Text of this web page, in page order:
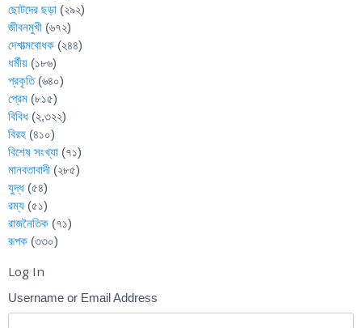
ছোটদের ছড়া (২৯২)
জীবনমুখী (৬৭২)
দেশাত্মবোধক (২৪৪)
ধর্মীয় (১৮৬)
প্রকৃতি(৬৪০)
প্রেম (৮১৫)
বিবিধ (২,৩২২)
বিরহ (৪১০)
বিশেষ সংখ্যা (৭১)
মানবতাবাদী (২৮৫)
যুদ্ধ (৫৪)
রম্য (৫১)
রাজনৈতিক (৭১)
রূপক (৩৩০)
Log In
Username or Email Address